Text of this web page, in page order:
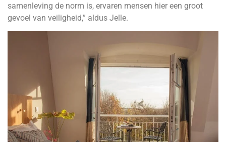
samenleving de norm is, ervaren mensen hier een groot
gevoel van veiligheid,” aldus Jelle.